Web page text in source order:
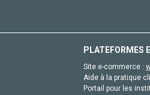
PLATEFORMES
Site e-commerce :
Aide à la pratique
Portail pour les